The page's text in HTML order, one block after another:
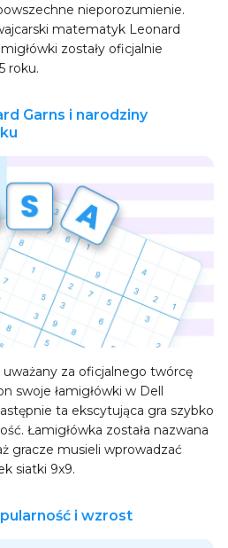
nieporozumienie.
matematyk Leonard
zostały oficjalnie
roku.
Garns i narodziny
uważany za oficjalnego twórcę
swoje łamigłówki w Dell
ta ekscytująca gra szybko
Łamigłówka została nazwana
gracze musieli wprowadzać
siatki 9x9.
i wzrost